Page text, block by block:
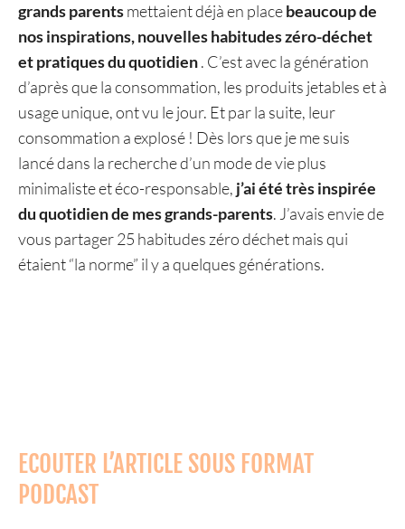
grands parentsmettaient déjà en placebeaucoup de
nos inspirations, nouvelles habitudes zéro-déchet
et pratiques du quotidien. C’est avec la génération
d’après que la consommation, les produits jetables et à
usage unique, ont vu le jour. Et par la suite, leur
consommation a explosé ! Dès lors que je me suis
lancé dans la recherche d’un mode de vie plus
minimaliste et éco-responsable, j’ai été très inspirée
du quotidien de mes grands-parents. J’avais envie de
vous partager 25 habitudes zéro déchet mais qui
étaient “la norme” il y a quelques générations.
ECOUTER L’ARTICLE SOUS FORMAT
PODCAST